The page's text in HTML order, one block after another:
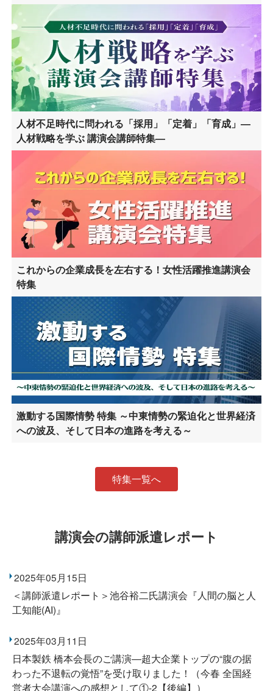
人材不足時代に問われる「採用」「定着」「育成」―
人材戦略を学ぶ 講演会講師特集―
これからの企業成長を左右する！女性活躍推進講演会
特集
激動する国際情勢 特集 ～中東情勢の緊迫化と世界経済
への波及、そして日本の進路を考える～
特集一覧へ
講演会の講師派遣レポート
2025年05月15日
＜講師派遣レポート＞池谷裕二氏講演会『人間の脳と人
工知能(AI)』
2025年03月11日
日本製鉄 橋本会長のご講演―超大企業トップの“腹の据
わった不退転の覚悟”を受け取りました！（今春 全国経
営者大会講演への感想として①-2【後編】）